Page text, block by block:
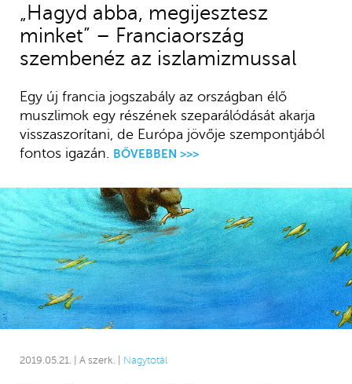
„Hagyd abba, megijesztesz
minket” – Franciaország
szembenéz az iszlamizmussal
Egy új francia jogszabály az országban élő
muszlimok egy részének szeparálódását akarja
visszaszorítani, de Európa jövője szempontjából
fontos igazán.
BŐVEBBEN >>>
2019.05.21. | A szerk. | Nagytotál